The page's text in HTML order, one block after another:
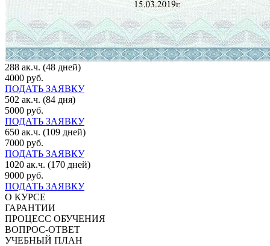
288 ак.ч. (48 дней)
4000 руб.
ПОДАТЬ ЗАЯВКУ
502 ак.ч. (84 дня)
5000 руб.
ПОДАТЬ ЗАЯВКУ
650 ак.ч. (109 дней)
7000 руб.
ПОДАТЬ ЗАЯВКУ
1020 ак.ч. (170 дней)
9000 руб.
ПОДАТЬ ЗАЯВКУ
О КУРСЕ
ГАРАНТИИ
ПРОЦЕСС ОБУЧЕНИЯ
ВОПРОС-ОТВЕТ
УЧЕБНЫЙ ПЛАН